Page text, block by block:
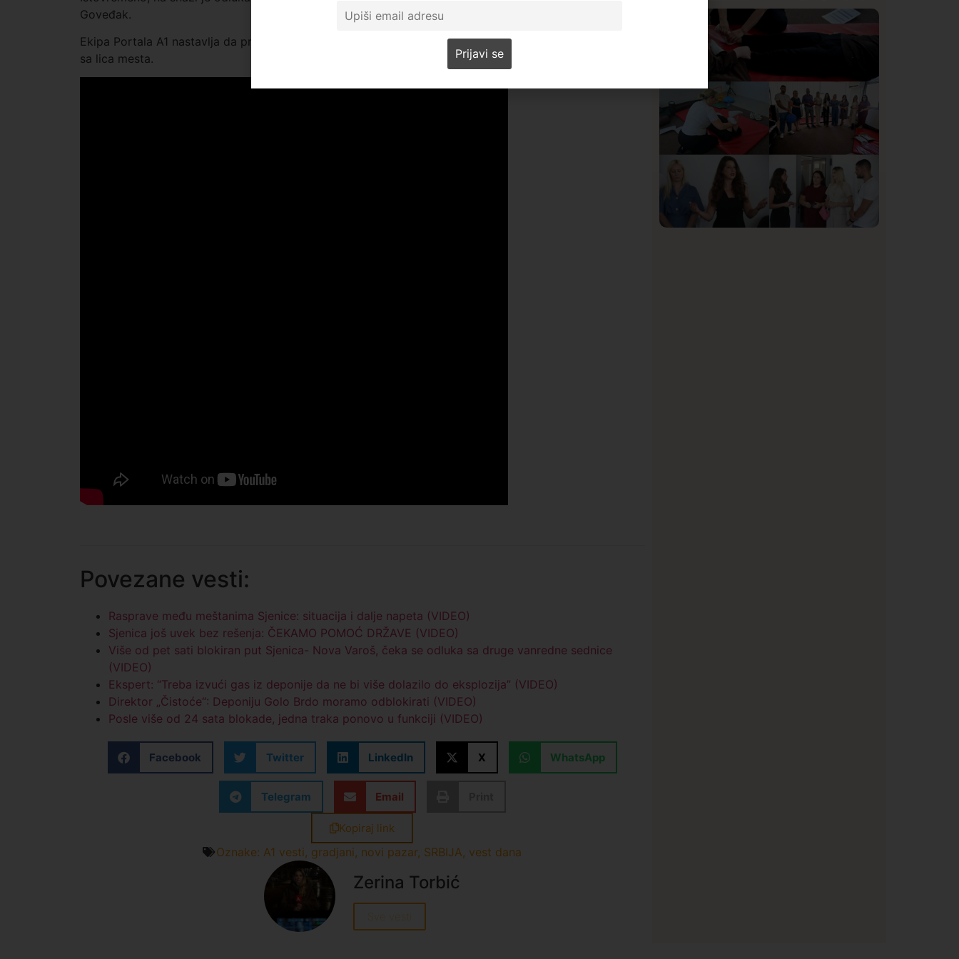
Goveđak.
Ekipa Portala A1 nastavlja da prati razvoj događaja i o svim novim informacijama obaveštavaće javnost
sa lica mesta.
Povezane vesti:
Rasprave među meštanima Sjenice: situacija i dalje napeta (VIDEO)
Sjenica još uvek bez rešenja: ČEKAMO POMOĆ DRŽAVE (VIDEO)
Više od pet sati blokiran put Sjenica- Nova Varoš, čeka se odluka sa druge vanredne sednice
(VIDEO)
Ekspert: “Treba izvući gas iz deponije da ne bi više dolazilo do eksplozija” (VIDEO)
Direktor „Čistoće“: Deponiju Golo Brdo moramo odblokirati (VIDEO)
Posle više od 24 sata blokade, jedna traka ponovo u funkciji (VIDEO)
Facebook Twitter LinkedIn X WhatsApp
Telegram Email
Kopiraj link
Oznake: A1 vesti, gradjani, novi pazar, SRBIJA, vest dana
Zerina Torbić
Sve vesti
Politika 170
Organizacija žena SDA Sandžaka osudila
tekst Informera o Anisi Fetahović i Adeli